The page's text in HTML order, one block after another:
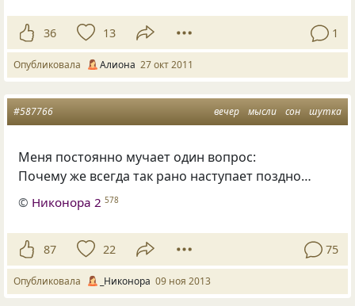
36 13 1
Опубликовала Алиона 27 окт 2011
вечер мысли сон шутка
#587766
Меня постоянно мучает один вопрос:
Почему же всегда так рано наступает поздно…
© Никонора 2 578
87 22 75
Опубликовала _Никонора 09 ноя 2013